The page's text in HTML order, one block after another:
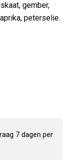
gember,
peterselie.
7 dagen per